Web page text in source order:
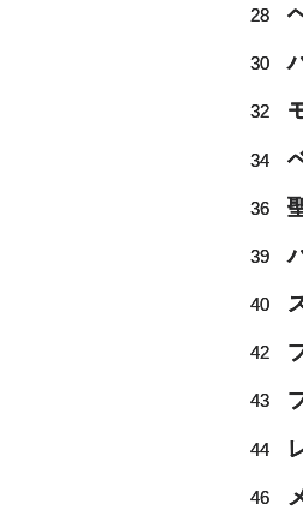
28
30
32
34
36
39
40
42
43
44
46